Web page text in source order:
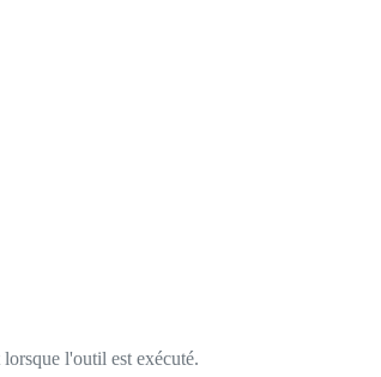
l'outil est exécuté.